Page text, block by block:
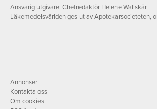
Ansvarig utgivare: Chefredaktör Helene Wallskär
Läkemedelsvärlden ges ut av Apotekarsocieteten,
Annonser
Kontakta oss
Om cookies